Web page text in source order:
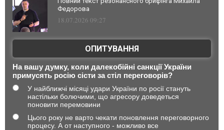
Федорова
18.07.2026 09:27
ОПИТУВАННЯ
На вашу думку, коли далекобійні санкції України
примусять росію сісти за стіл переговорів?
У найближчі місяці удари України по росії стануть
настільки болючими, що агресору доведеться
поновити перемовини
Цього року не варто чекати поновлення переговорного
процесу. А от наступного - можливо все